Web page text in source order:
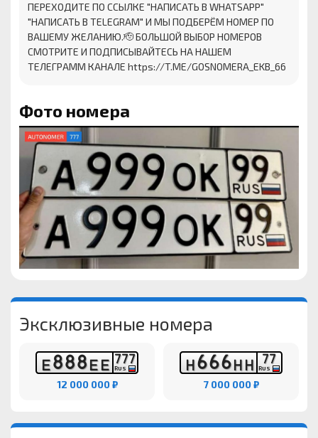
ПЕРЕХОДИТЕ ПО ССЫЛКЕ "НАПИСАТЬ В WHATSAPP"
"НАПИСАТЬ В TELEGRAM" И МЫ ПОДБЕРЁМ НОМЕР ПО
ВАШЕМУ ЖЕЛАНИЮ.🫡 БОЛЬШОЙ ВЫБОР НОМЕРОВ
СМОТРИТЕ И ПОДПИСЫВАЙТЕСЬ НА НАШЕМ
ТЕЛЕГРАММ КАНАЛЕ https://T.ME/GOSNOMERA_EKB_66
Фото номера
Эксклюзивные номера
Е888ЕЕ 777
RUS
12 000 000 ₽
Н666НН 77
RUS
7 000 000 ₽